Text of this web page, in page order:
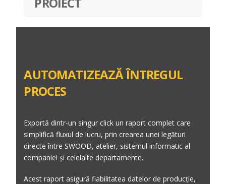
AUTOMATIZEAZĂ ÎNTREGUL
PROCES
Exportă dintr-un singur click un raport complet care
simplifică fluxul de lucru, prin crearea unei legături
directe între SWOOD, atelier, sistemul informatic al
companiei și celelalte departamente.
Acest raport asigură fiabilitatea datelor de producție,